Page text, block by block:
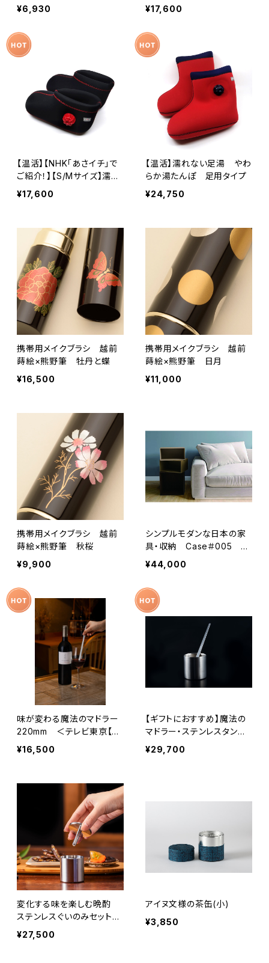
¥6,930
ない足湯 やわらか湯たん
ぽ 足用ショートタイプ レ
¥17,600
【温活】【NHK「あさイチ」で
ご紹介！】【S/Mサイズ】濡れ
ない足湯 やわらか湯たん
ぽ 足用ショートタイプ ブ
¥17,600
【温活】濡れない足湯 やわ
らか湯たんぽ 足用タイプ
¥24,750
携帯用メイクブラシ 越前
蒔絵×熊野筆 牡丹と蝶
¥16,500
携帯用メイクブラシ 越前
蒔絵×熊野筆 日月
¥11,000
携帯用メイクブラシ 越前
蒔絵×熊野筆 秋桜
¥9,900
シンプルモダンな日本の家
具・収納 Case＃005 サ
イドチェスト・マガジンラック
¥44,000
味が変わる魔法のマドラー
220mm ＜テレビ東京【男
子ごはん】にてご紹介＞お酒
をもっと楽しむ
¥16,500
【ギフトにおすすめ】魔法の
マドラー・ステンレスタンブ
ラー セット
¥29,700
変化する味を楽しむ晩酌
ステンレスぐいのみセット
50mm＆Φ8
¥27,500
アイヌ文様の茶缶(小)
¥3,850